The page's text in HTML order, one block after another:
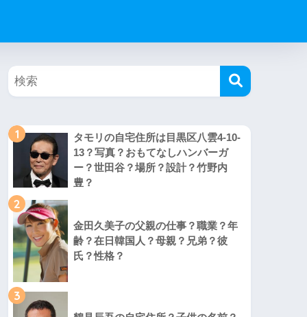
1
タモリの自宅住所は目黒区八雲4-10-
13？写真？おもてなしハンバーガ
ー？世田谷？場所？設計？竹野内
豊？
2
金田久美子の父親の仕事？職業？年
齢？在日韓国人？母親？兄弟？彼
氏？性格？
3